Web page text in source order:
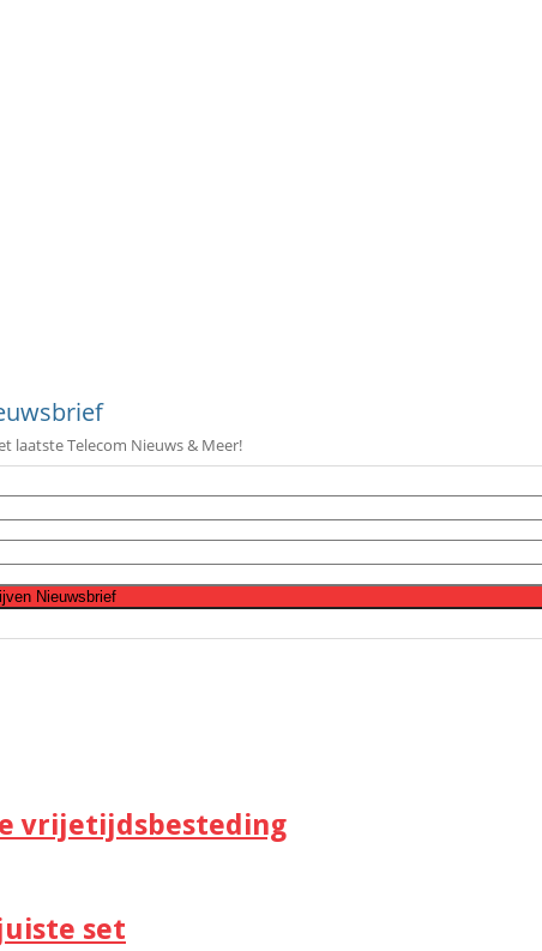
laatste Telecom Nieuws & Meer!
vrijetijdsbesteding
set